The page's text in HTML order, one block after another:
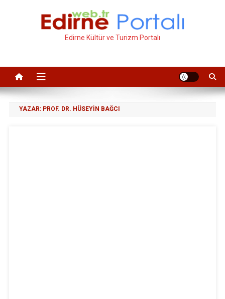
Edirne Kültür ve Turizm Portalı
YAZAR: PROF. DR. HÜSEYIN BAĞCI